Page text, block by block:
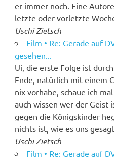
er immer noch. Eine
letzte oder vorletzte
Uschi Zietsch
Film • Re: Gerade auf
gesehen...
Ui, die erste Folge ist
Ende, natürlich mit einem
nix vorhabe, schaue ich
auch wissen wer der Geist
gegen die Königskinder
nichts ist, wie es uns
Uschi Zietsch
Film • Re: Gerade auf